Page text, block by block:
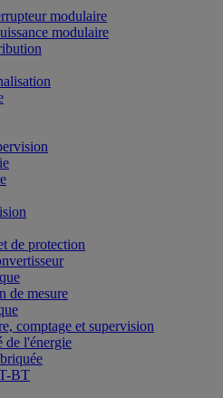
modulaire
modulaire
de protection
de mesure
comptage et supervision
de l'énergie
BT